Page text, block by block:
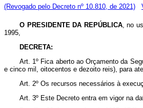
(Revogado pelo Decreto nº 10.810, de 2021)
O PRESIDENTE DA REPÚBLICA, no
1995,
DECRETA:
Art. 1º Fica aberto ao Orçamento da
e cinco mil, oitocentos e dezoito reis), para
Art. 2º Os recursos necessários à
Art. 3º Este Decreto entra em vigor na